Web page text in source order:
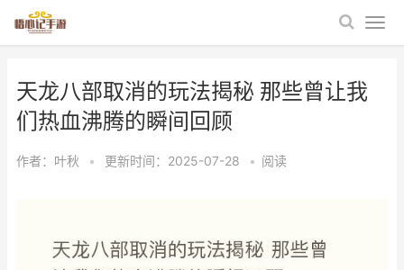
天龙八部取消的玩法揭秘 那些曾让我
们热血沸腾的瞬间回顾
作者： 叶秋 • 更新时间：2025-07-28 • 阅读